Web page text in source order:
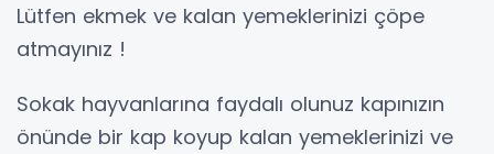
Lütfen ekmek ve kalan yemeklerinizi çöpe
atmayınız !
Sokak hayvanlarına faydalı olunuz kapınızın
önünde bir kap koyup kalan yemeklerinizi ve